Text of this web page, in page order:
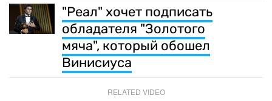
"Реал" хочет подписать
обладателя "Золотого
мяча", который обошел
Винисиуса
RELATED VIDEO